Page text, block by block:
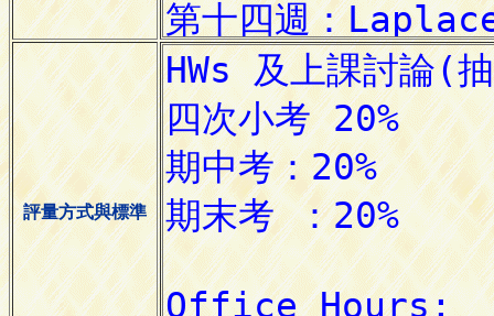
評量方式與標準